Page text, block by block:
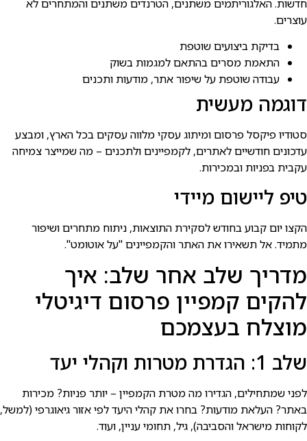
חדשות. האלגוריתמים משתנים, הטרנדים משתנים והמתחרים לא
עוצרים.
בדיקת ביצועים שוטפת
התאמת מסרים בהתאם למגמות בשוק
עבודה שוטפת על שיפור אתר, מודעות ותכנים
דוגמה מעשית
סטודיו פיקסל פרסום ומיתוג עסקי מלווה עסקים בכל הארץ, ומבצע
עדכונים חודשיים לאתרים, לקמפיינים ולתכנים – מה שמייצר צמיחה
עקבית בפניות ובמכירות.
טיפ ליישום מיידי
הקצו יום קבוע בחודש לסקירת התוצאות, ניתוח מתחרים ושיפור
מתמיד. אל תשאירו את האתר והקמפיינים "על אוטומט".
מדריך שלב אחר שלב: איך
להקים קמפיין פרסום דיגיטלי
מוצלח בעצמכם
שלב 1: הגדרת מטרות וקהלי יעד
לפני שמתחילים, הגדירו מה מטרת הקמפיין – יותר פניות? מכירות
באתר? העלאת מודעות? בחרו את קהלי היעד לפי אזור גיאוגרפי (למשל,
לקוחות מישראל והסביבה), גיל, תחומי עניין, ועוד.